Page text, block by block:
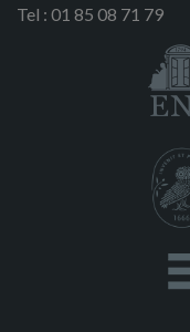
Tel : 01 85 08 71 79